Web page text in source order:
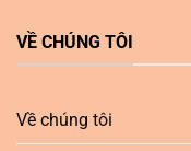
VỀ CHÚNG TÔI
Về chúng tôi